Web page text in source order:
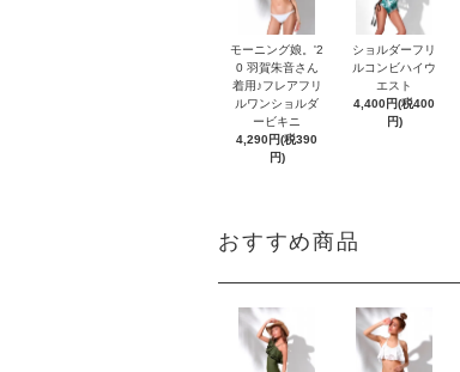
モーニング娘。'2
0 羽賀朱音さん
着用♪フレアフリ
ルワンショルダ
ービキニ
4,290円(税390
円)
ショルダーフリ
ルコンビハイウ
エスト
4,400円(税400
円)
おすすめ商品